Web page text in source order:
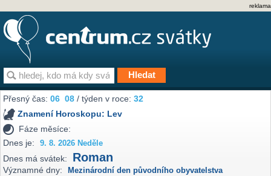
reklama
Přesný čas:06 08 / týden v roce:32
Znamení Horoskopu: Lev
Fáze měsíce:
Dnes je:
9. 8. 2026 Neděle
Dnes má svátek: Roman
Významné dny: Mezinárodní den původního obyvatelstva